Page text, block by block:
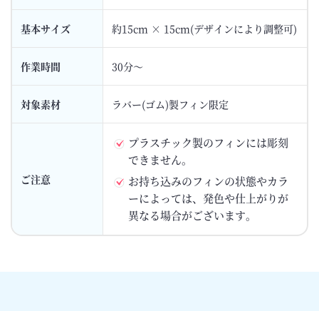
基本サイズ 約15cm × 15cm(デザインにより調整可)
作業時間 30分〜
対象素材 ラバー(ゴム)製フィン限定
ご注意
プラスチック製のフィンには彫刻
できません。
お持ち込みのフィンの状態やカラ
ーによっては、発色や仕上がりが
異なる場合がございます。